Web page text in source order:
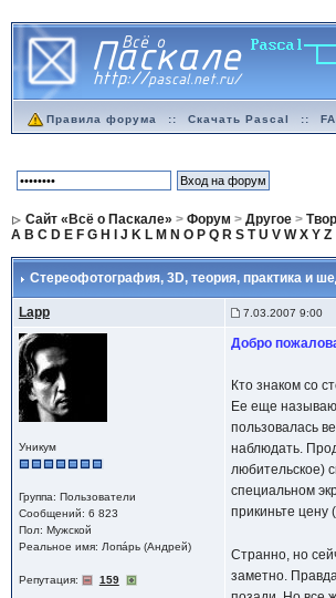
Правила форума :: Скачать Pascal ::
Сайт «Всё о Паскале» > Форум > Другое>
A B C D E F G H J K L M N O P Q R S T U V W X Y Z
Стереофотография, 3D, теория, практика и
Lapp 7.03.2007 9:00
Уникум
Группа: Пользователи
Сообщений: 6 823
Пол: Мужской
Реальное имя: Лопáрь (Андрей)
Репутация: 159
Добро
Кто знаком со
Ее еще
пользовалась
наблюдать.
любительское)
специальном
прикиньте цену
Странно, но
заметно.